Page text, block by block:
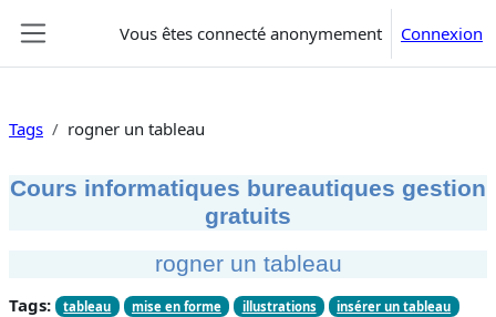
Vous êtes connecté anonymement Connexion
Tags rogner un tableau
Cours informatiques bureautiques gestion
gratuits
rogner un tableau
Tags: tableau mise en forme illustrations
insérer un tableau